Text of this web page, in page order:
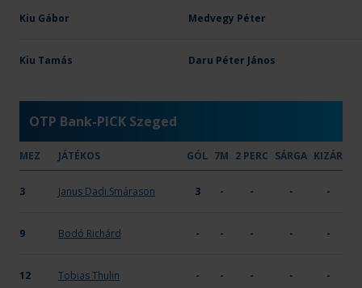
OTP Bank-PICK Szeged 18
Csurgói KK 15
Kiu Gábor Medvegy Péter
Kiu Tamás Daru Péter János
OTP Bank-PICK Szeged
MEZ JÁTÉKOS GÓL 7M 2 PERC SÁRGA KIZÁR
3 Janus Dadi Smárason 3 - - - -
9 Bodó Richárd - - - - -
12 Tobias Thulin - - - - -